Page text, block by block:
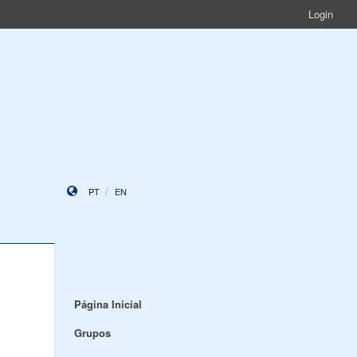
Login
PT EN
Página Inicial
Grupos